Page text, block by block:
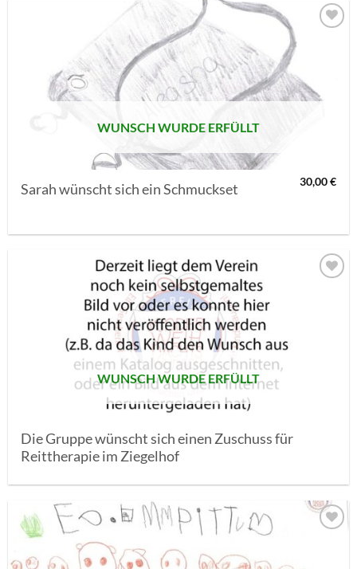
AUF MEINE
MERKLISTE
SETZEN
WUNSCH WURDE ERFÜLLT
Sarah wünscht sich ein Schmuckset 30,00€
WUNSCH WURDE ERFÜLLT
Die Gruppe wünscht sich einen Zuschuss für
Reittherapie im Ziegelhof